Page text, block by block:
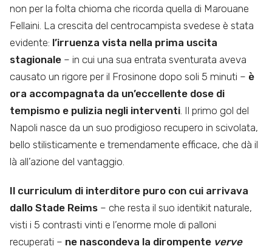
non per la folta chioma che ricorda quella di Marouane
Fellaini. La crescita del centrocampista svedese è stata
evidente: l’irruenza vista nella prima uscita
stagionale – in cui una sua entrata sventurata aveva
causato un rigore per il Frosinone dopo soli 5 minuti – è
ora accompagnata da un’eccellente dose di
tempismo e pulizia negli interventi . Il primo gol del
Napoli nasce da un suo prodigioso recupero in scivolata,
bello stilisticamente e tremendamente efficace, che dà il
là all’azione del vantaggio.
Il curriculum di interditore puro con cui arrivava
dallo Stade Reims – che resta il suo identikit naturale,
visti i 5 contrasti vinti e l’enorme mole di palloni
recuperati – ne nascondeva la dirompente verve